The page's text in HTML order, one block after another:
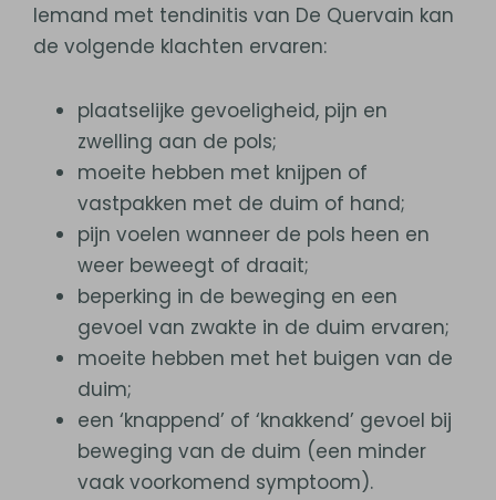
Iemand met tendinitis van De Quervain kan
de volgende klachten ervaren:
plaatselijke gevoeligheid, pijn en
zwelling aan de pols;
moeite hebben met knijpen of
vastpakken met de duim of hand;
pijn voelen wanneer de pols heen en
weer beweegt of draait;
beperking in de beweging en een
gevoel van zwakte in de duim ervaren;
moeite hebben met het buigen van de
duim;
een ‘knappend’ of ‘knakkend’ gevoel bij
beweging van de duim (een minder
vaak voorkomend symptoom).